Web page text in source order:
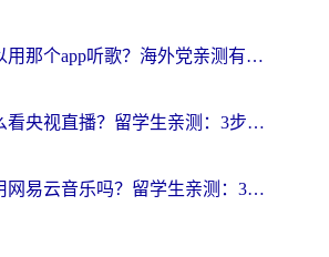
国外可以用那个app听歌？海外党亲测有效的回国加速方案，轻松听国内音乐听书
海外怎么看央视直播？留学生亲测：3步解决版权限制+追剧自由
国外能用网易云音乐吗？留学生亲测：3步解决海外听歌难题